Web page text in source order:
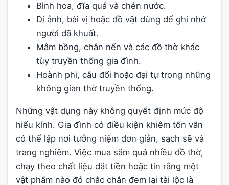
Bình hoa, đĩa quả và chén nước.
Di ảnh, bài vị hoặc đồ vật dùng để ghi nhớ
người đã khuất.
Mâm bồng, chân nến và các đồ thờ khác
tùy truyền thống gia đình.
Hoành phi, câu đối hoặc đại tự trong những
không gian thờ truyền thống.
Những vật dụng này không quyết định mức độ
hiếu kính. Gia đình có điều kiện khiêm tốn vẫn
có thể lập nơi tưởng niệm đơn giản, sạch sẽ và
trang nghiêm. Việc mua sắm quá nhiều đồ thờ,
chạy theo chất liệu đắt tiền hoặc tin rằng một
vật phẩm nào đó chắc chắn đem lại tài lộc là